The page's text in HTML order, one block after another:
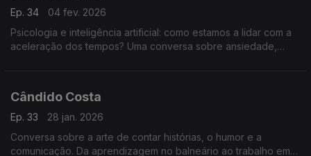
Ep. 34
04 fev. 2026
Psicologia e inteligência artificial: como estamos a lidar com a
aceleração dos tempos? Uma conversa sobre ansiedade,
Cândido Costa
Ep. 33
28 jan. 2026
Conversa sobre a arte de contar histórias, o humor e a
comunicação. Da aprendizagem no balneário ao trabalho em